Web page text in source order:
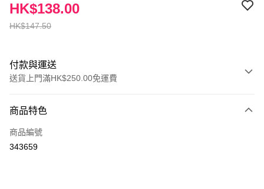
HK$147.50
HK$138.00
付款與運送
送貨上門滿HK$250.00免運費
信用卡
Apple Pay
商品特色
商品編號
343659